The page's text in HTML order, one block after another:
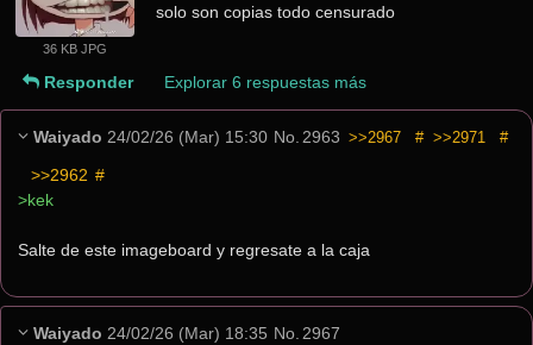
36 KB JPG
solo son copias todo censurado
Responder Explorar 6 respuestas más
Waiyado 24/02/26 (Mar) 15:30 No. 2963 >>2967 # >>2971 #
>>2962 #
>kek
Salte de este imageboard y regresate a la caja
Waiyado 24/02/26 (Mar) 18:35 No. 2967